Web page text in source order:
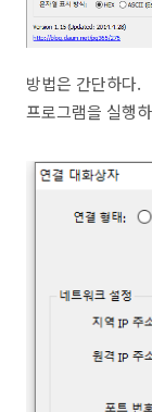
방법은 간단하다.
프로그램을 실행